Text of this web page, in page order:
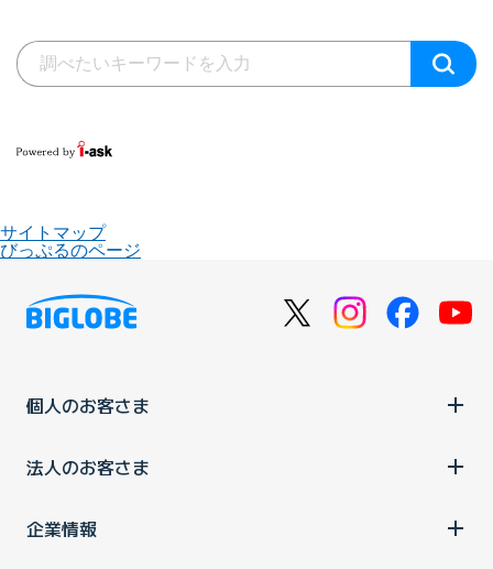
サイトマップ
びっぷるのページ
個人のお客さま
法人のお客さま
企業情報